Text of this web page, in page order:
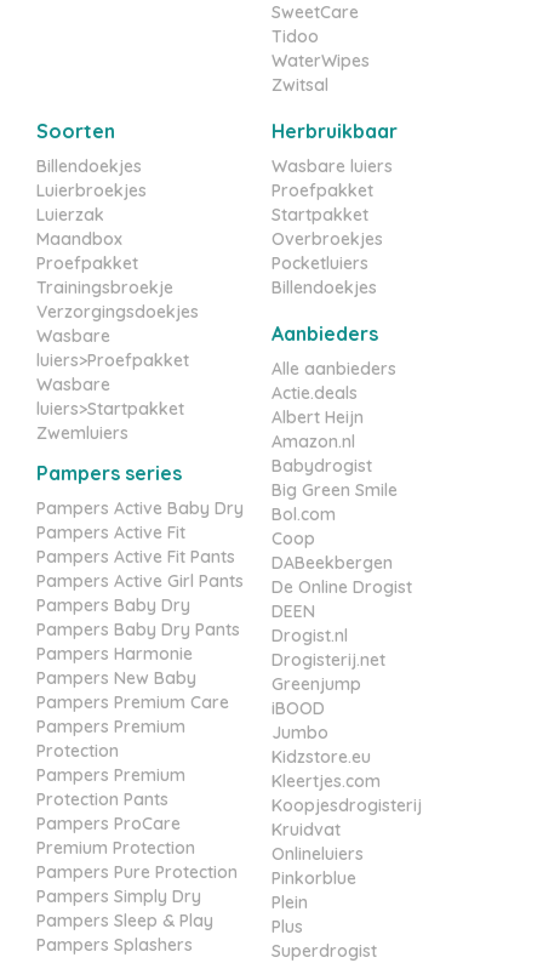
SweetCare
Tidoo
WaterWipes
Zwitsal
Soorten
Billendoekjes
Luierbroekjes
Luierzak
Maandbox
Proefpakket
Trainingsbroekje
Verzorgingsdoekjes
Wasbare
luiers>Proefpakket
Wasbare
luiers>Startpakket
Zwemluiers
Pampers series
Pampers Active Baby Dry
Pampers Active Fit
Pampers Active Fit Pants
Pampers Active Girl Pants
Pampers Baby Dry
Pampers Baby Dry Pants
Pampers Harmonie
Pampers New Baby
Pampers Premium Care
Pampers Premium
Protection
Pampers Premium
Protection Pants
Pampers ProCare
Premium Protection
Pampers Pure Protection
Pampers Simply Dry
Pampers Sleep & Play
Pampers Splashers
Herbruikbaar
Wasbare luiers
Proefpakket
Startpakket
Overbroekjes
Pocketluiers
Billendoekjes
Aanbieders
Alle aanbieders
Actie.deals
Albert Heijn
Amazon.nl
Babydrogist
Big Green Smile
Bol.com
Coop
DABeekbergen
De Online Drogist
DEEN
Drogist.nl
Drogisterij.net
Greenjump
iBOOD
Jumbo
Kidzstore.eu
Kleertjes.com
Koopjesdrogisterij
Kruidvat
Onlineluiers
Pinkorblue
Plein
Plus
Superdrogist